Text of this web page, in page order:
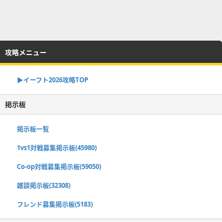
攻略メニュー
▶イーフト2026攻略TOP
掲示板
掲示板一覧
1vs1対戦募集掲示板(45980)
Co-op対戦募集掲示板(59050)
雑談掲示板(32308)
フレンド募集掲示板(5183)